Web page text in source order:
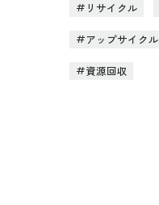
リサイクル
アップサイクル
資源回収